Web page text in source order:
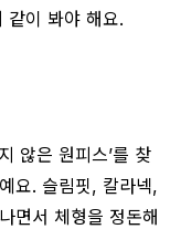
같이 봐야 해요.
않은 원피스’를 찾
요. 슬림핏, 칼라넥,
면서 체형을 정돈해